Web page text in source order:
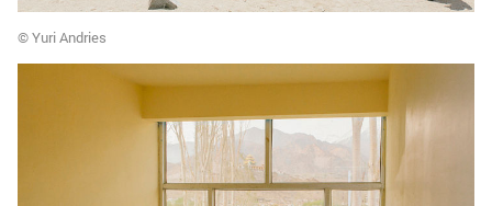
© Yuri Andries